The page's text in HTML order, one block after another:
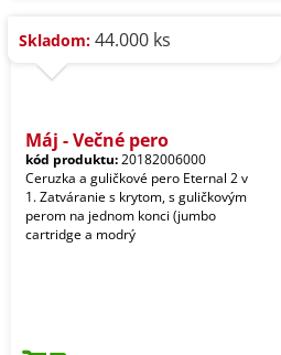
Skladom: 44.000 ks
Máj - Večné pero
kód produktu:20182006000
Ceruzka a guličkové pero Eternal 2 v
1. Zatváranie s krytom, s guličkovým
perom na jednom konci (jumbo
cartridge a modrý